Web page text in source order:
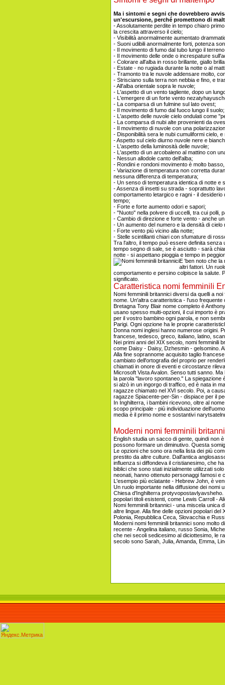
Ma i sintomi e segni che dovrebbero
un'escursione, perché promettono di
- Assolutamente perdite in tempo chiaro
la crescita attraverso il cielo;
- Visibilità anormalmente aumentato
- Suoni udibili anormalmente forti, potenza
- Il movimento di fumo dal tubo lungo il
- Il movimento delle onde o increspature
- Colorare all'alba in rosso brillante, giallo
- Estate - no rugiada durante la notte o al
- Tramonto tra le nuvole addensare molto,
- Strisciano sulla terra non nebbia e fino, e
- All'alba orientale sopra le nuvole;
- L'aspetto di un vento tagliente, dopo un
- L'emergere di un forte vento
- La comparsa di un fulmine sul lato ovest;
- Il movimento di fumo dal fuoco lungo il suolo;
- L'aspetto delle nuvole cielo ondulati come
- La comparsa di nubi alte provenienti da
- Il movimento di nuvole con una
- Disponibilità sera le nubi cumuliformi cielo,
- Aspetto sul cielo diurno nuvole nere e
- L'aspetto della luminosità delle nuvole;
- L'aspetto di un arcobaleno al mattino con
- Nessun allodole canto dell'alba;
- Rondini e rondoni movimento è molto
- Variazione di temperatura non corretta
nessuna differenza di temperatura;
- Un senso di temperatura identica di notte e
- Assenza di insetti su strada - soprattutto
comportamento letargico e ragni - il
tempo;
- Forte e forte aumento odori e sapori;
- "Nuoto" nella polvere di uccelli, tra cui polli,
- Cambio di direzione e forte vento - anche
- Un aumento del numero e la densità di cielo
- Forte vento più vicino alla notte;
- Stelle scintillanti chiari con sfumature di
Tra l'altro, il tempo può essere definita senza
tempo segno di sale, se è asciutto - sarà
notte - si aspettano pioggia e tempo in
E 'ben noto che la
altri fattori. Un
comportamento e persino colpisce la salute.
significato.
Caratteristica nomi femminili
Nomi femminili britannici diversi da quelli a
nome. Un'altra caratteristica - l'uso
Bretagna Tony Blair nome completo è
usano spesso multi-opzioni, il cui importo è
per il vostro bambino ogni parola, e non
Parigi. Ogni opzione ha le proprie
Donna nomi inglesi hanno numerose origini.
francese, tedesco, greco, italiano, latino,
Nei primi anni del XIX secolo, nomi femminili
come Daisy - Daisy, Dzhesmin - gelsomino.
Alla fine soprannome acquisito taglio
cambiato dell'ortografia del proprio per
chiamati in onore di eventi e circostanze
Microsoft Vista Avalon. Senso tutti sanno.
la parola "lavoro spontaneo." La
si alzò in un ingorgo di traffico, ed è nata in
ragazze chiamato nel XVI secolo. Poi, a
ragazze Spiacente-per-Sin - dispiace per il
In Inghilterra, i bambini ricevono, oltre al
scopo principale - più individuazione
media è il primo nome e sostantivi
Moderni nomi femminili
English studia un sacco di gente, quindi non
possono formare un diminutivo. Questa
Le opzioni che sono ora nella lista dei più
prestito da altre culture. Dall'antica
influenza si diffondeva il cristianesimo, che
biblici che sono stati inizialmente utilizzati
neonati, hanno ottenuto personaggi famosi e
L'esempio più eclatante - Hebrew John, è
Un ruolo importante nella diffusione dei nomi
Chiesa d'Inghilterra
popolari titoli esistenti, come Lewis Carroll -
Nomi femminili britannici - una miscela unica
altre lingue. Alla fine delle opzioni popolari
Polonia, Repubblica Ceca, Slovacchia e
Moderni nomi femminili britannici sono molto
recente - Angelina italiano, russo Sonia,
che nei secoli sedicesimo al diciottesimo, le
secolo sono Sarah, Julia, Amanda, Emma,